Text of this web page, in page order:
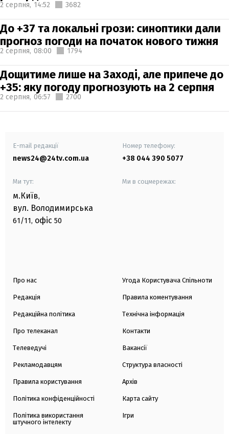
2 серпня, 14:52 3682
До +37 та локальні грози: синоптики дали
прогноз погоди на початок нового тижня
2 серпня, 08:00 1794
Дощитиме лише на Заході, але припече до
+35: яку погоду прогнозують на 2 серпня
2 серпня, 06:57 2700
E-mail редакції
news24@24tv.com.ua
Номер телефону:
+38 044 390 5077
Ми тут:
м.Київ,
вул. Володимирська
61/11, офіс 50
Ми в соцмережах:
Про нас
Редакція
Редакційна політика
Про телеканал
Телеведучі
Рекламодавцям
Правила користування
Політика конфіденційності
Політика використання
штучного інтелекту
Угода Користувача Спільноти
Правила коментування
Технічна інформація
Контакти
Вакансії
Структура власності
Архів
Карта сайту
Ігри